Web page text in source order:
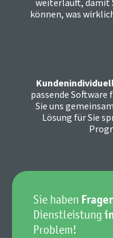
können, was
passende Software
Sie uns
Lösung für Sie
Sie haben
Dienstleistung
Problem!